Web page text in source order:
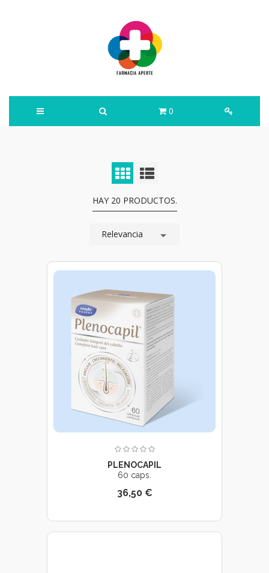
0
HAY 20 PRODUCTOS.
Relevancia 
PLENOCAPIL
60 caps.
36,50 €